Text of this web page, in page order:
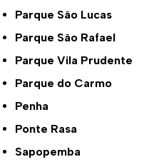
Parque São Lucas
Parque São Rafael
Parque Vila Prudente
Parque do Carmo
Penha
Ponte Rasa
Sapopemba